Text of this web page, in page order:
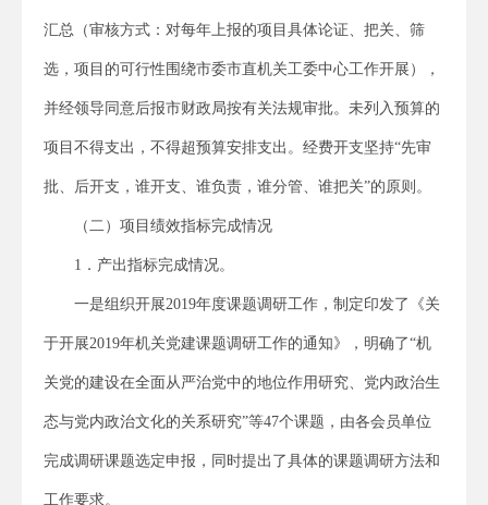
汇总（审核方式：对每年上报的项目具体论证、把关、筛
选，项目的可行性围绕市委市直机关工委中心工作开展），
并经领导同意后报市财政局按有关法规审批。未列入预算的
项目不得支出，不得超预算安排支出。经费开支坚持“先审
批、后开支，谁开支、谁负责，谁分管、谁把关”的原则。
（二）项目绩效指标完成情况
1．产出指标完成情况。
一是组织开展2019年度课题调研工作，制定印发了《关
于开展2019年机关党建课题调研工作的通知》，明确了“机
关党的建设在全面从严治党中的地位作用研究、党内政治生
态与党内政治文化的关系研究”等47个课题，由各会员单位
完成调研课题选定申报，同时提出了具体的课题调研方法和
工作要求。